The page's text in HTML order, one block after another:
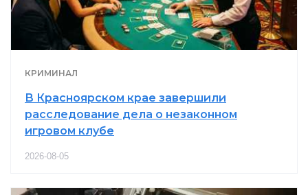
КРИМИНАЛ
В Красноярском крае завершили
расследование дела о незаконном
игровом клубе
2026-08-05